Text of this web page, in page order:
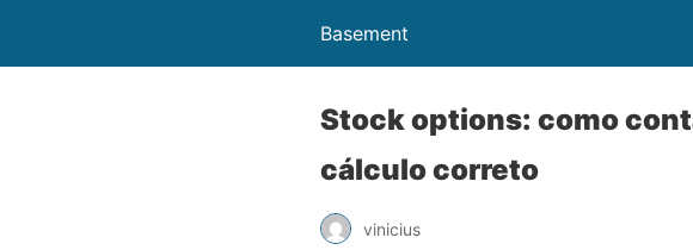
Basement
Stock options: como
cálculo correto
vinicius